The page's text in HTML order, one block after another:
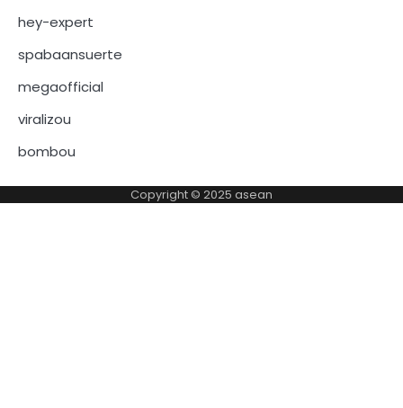
hey-expert
spabaansuerte
megaofficial
viralizou
bombou
Copyright © 2025 asean